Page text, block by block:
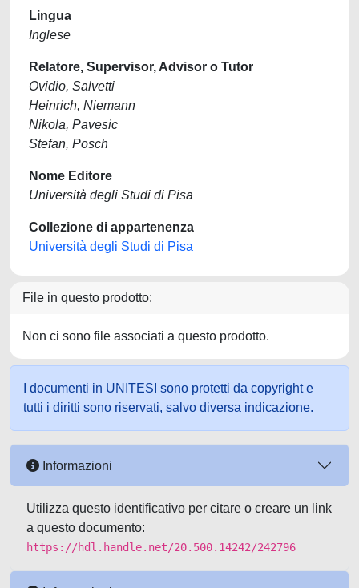
Lingua
Inglese
Relatore, Supervisor, Advisor o Tutor
Ovidio, Salvetti
Heinrich, Niemann
Nikola, Pavesic
Stefan, Posch
Nome Editore
Università degli Studi di Pisa
Collezione di appartenenza
Università degli Studi di Pisa
File in questo prodotto:
Non ci sono file associati a questo prodotto.
I documenti in UNITESI sono protetti da copyright e
tutti i diritti sono riservati, salvo diversa indicazione.
Informazioni
Utilizza questo identificativo per citare o creare un link
a questo documento:
https://hdl.handle.net/20.500.14242/242796